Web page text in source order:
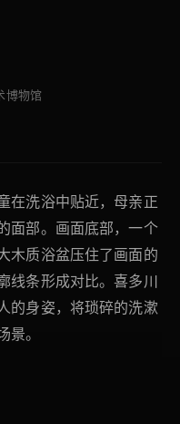
博物馆
在洗浴中贴近，母亲正
面部。画面底部，一个
木质浴盆压住了画面的
线条形成对比。喜多川
的身姿，将琐碎的洗漱
。